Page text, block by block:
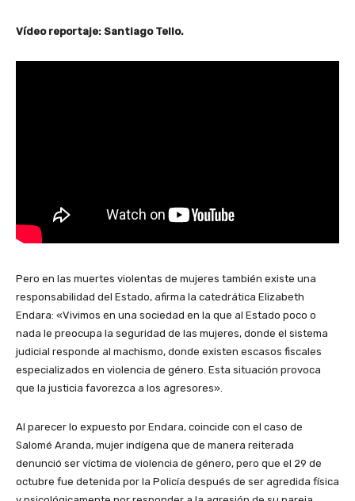
Vídeo reportaje: Santiago Tello.
Pero en las muertes violentas de mujeres también existe una
responsabilidad del Estado, afirma la catedrática Elizabeth
Endara: «Vivimos en una sociedad en la que al Estado poco o
nada le preocupa la seguridad de las mujeres, donde el sistema
judicial responde al machismo, donde existen escasos fiscales
especializados en violencia de género. Esta situación provoca
que la justicia favorezca a los agresores».
Al parecer lo expuesto por Endara, coincide con el caso de
Salomé Aranda, mujer indígena que de manera reiterada
denunció ser víctima de violencia de género, pero que el 29 de
octubre fue detenida por la Policía después de ser agredida física